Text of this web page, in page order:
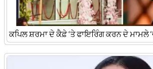
ਕਪਿਲ ਸ਼ਰਮਾ ਦੇ ਕੈਫ਼ੇ ‘ਤੇ ਫਾਇਰਿੰਗ ਕਰਨ ਦੇ ਮਾਮਲੇ